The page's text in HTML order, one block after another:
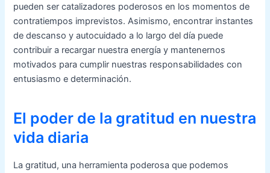
pueden ser catalizadores poderosos en los momentos de
contratiempos imprevistos. Asimismo, encontrar instantes
de descanso y autocuidado a lo largo del día puede
contribuir a recargar nuestra energía y mantenernos
motivados para cumplir nuestras responsabilidades con
entusiasmo e determinación.
El poder de la gratitud en nuestra
vida diaria
La gratitud, una herramienta poderosa que podemos